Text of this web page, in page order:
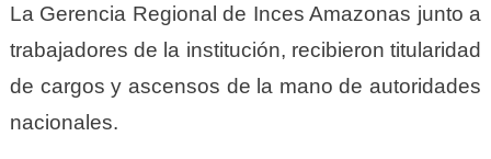
La Gerencia Regional de Inces Amazonas junto a
trabajadores de la institución, recibieron titularidad
de cargos y ascensos de la mano de autoridades
nacionales.